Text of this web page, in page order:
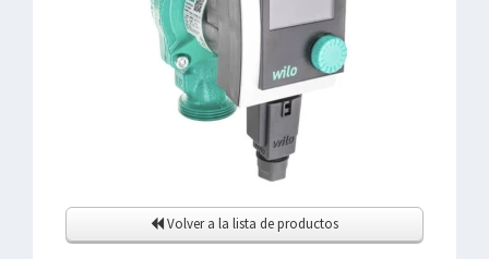
Volver a la lista de productos